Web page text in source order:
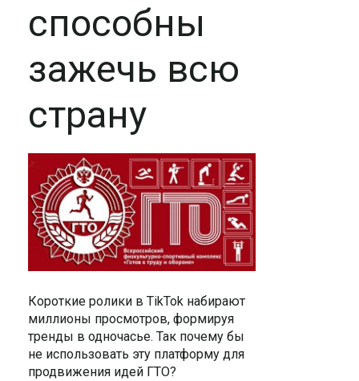
способны
зажечь всю
страну
Короткие ролики в TikTok набирают
миллионы просмотров, формируя
тренды в одночасье. Так почему бы
не использовать эту платформу для
продвижения идей ГТО?